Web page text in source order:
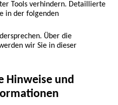
Tools verhindern. Detaillierte
in der folgenden
Über die
wir Sie in dieser
Hinweise und